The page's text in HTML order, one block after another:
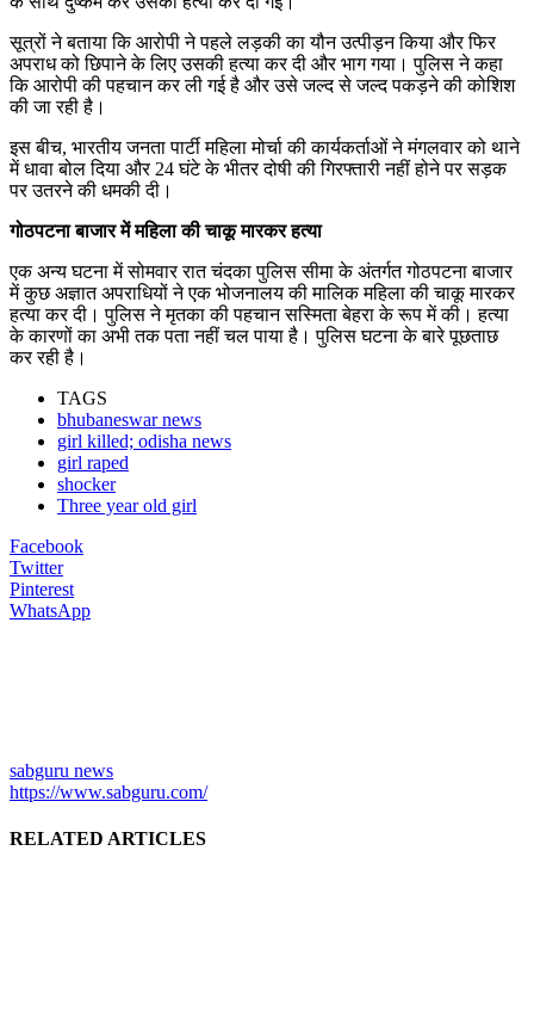
सूत्रों ने बताया कि आरोपी ने पहले लड़की का यौन उत्पीड़न किया और फिर
अपराध को छिपाने के लिए उसकी हत्या कर दी और भाग गया। पुलिस ने कहा
कि आरोपी की पहचान कर ली गई है और उसे जल्द से जल्द पकड़ने की कोशिश
की जा रही है।
इस बीच, भारतीय जनता पार्टी महिला मोर्चा की कार्यकर्ताओं ने मंगलवार को थाने
में धावा बोल दिया और 24 घंटे के भीतर दोषी की गिरफ्तारी नहीं होने पर सड़क
पर उतरने की धमकी दी।
गोठपटना बाजार में महिला की चाकू मारकर हत्या
एक अन्य घटना में सोमवार रात चंदका पुलिस सीमा के अंतर्गत गोठपटना बाजार
में कुछ अज्ञात अपराधियों ने एक भोजनालय की मालिक महिला की चाकू मारकर
हत्या कर दी। पुलिस ने मृतका की पहचान सस्मिता बेहरा के रूप में की। हत्या
के कारणों का अभी तक पता नहीं चल पाया है। पुलिस घटना के बारे पूछताछ
कर रही है।
TAGS
bhubaneswar news
girl killed; odisha news
girl raped
shocker
Three year old girl
Facebook
Twitter
Pinterest
WhatsApp
sabguru news
https://www.sabguru.com/
RELATED ARTICLES